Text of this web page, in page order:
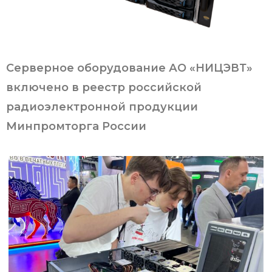
Серверное оборудование АО «НИЦЭВТ»
включено в реестр российской
радиоэлектронной продукции
Минпромторга России